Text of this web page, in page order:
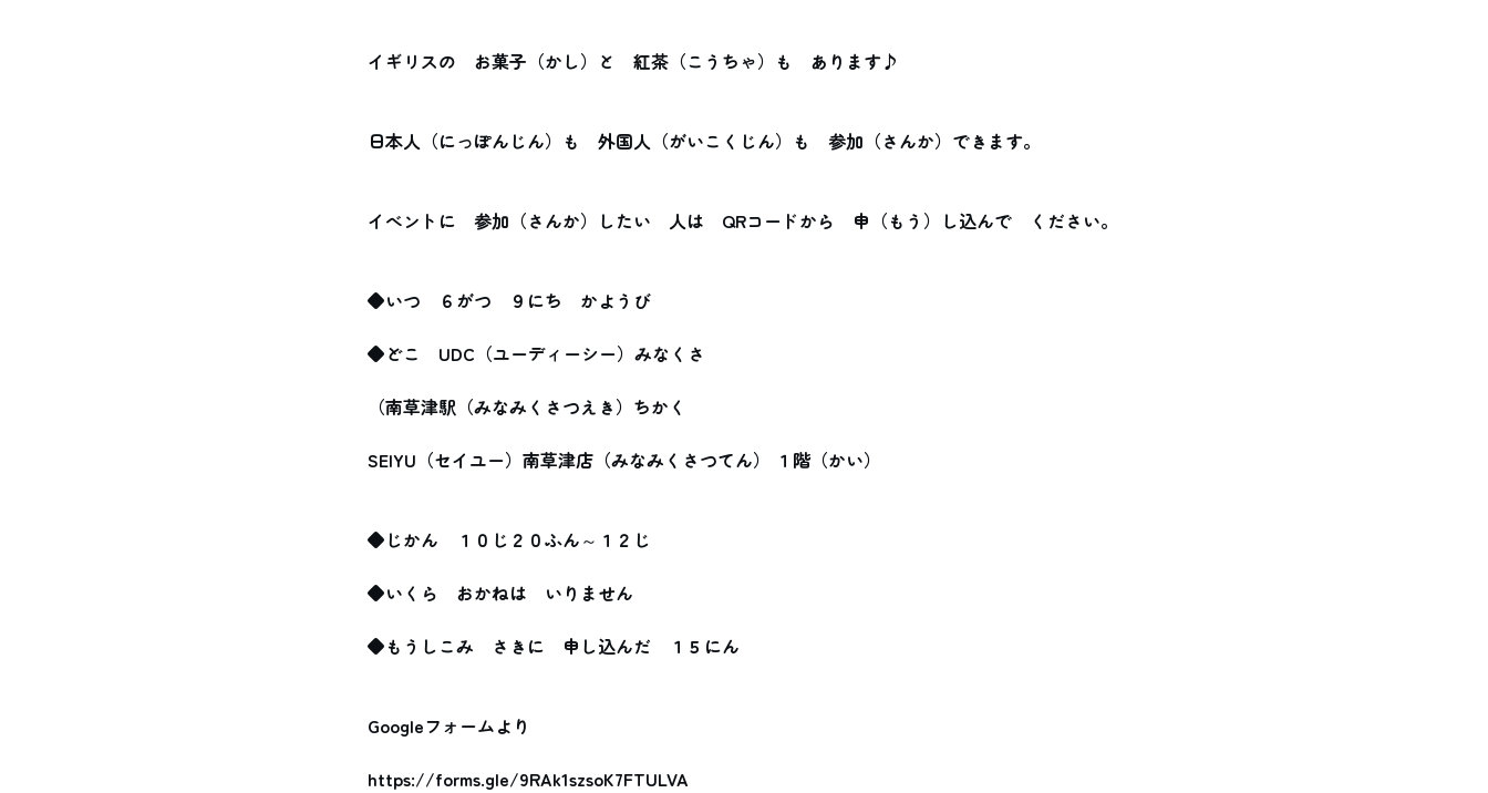
イギリスの　お菓子（かし）と　紅茶（こうちゃ）も　あります♪
日本人（にっぽんじん）も　外国人（がいこくじん）も　参加（さんか）できます。
イベントに　参加（さんか）したい　人は　QRコードから　申（もう）し込んで　ください。
◆いつ　６がつ　９にち　かようび
◆どこ　UDC（ユーディーシー）みなくさ
（南草津駅（みなみくさつえき）ちかく
SEIYU（セイユー）南草津店（みなみくさつてん） １階（かい）
◆じかん　１０じ２０ふん～１２じ
◆いくら　おかねは　いりません
◆もうしこみ　さきに　申し込んだ　１５にん
Googleフォームより
https://forms.gle/9RAk1szsoK7FTULVA